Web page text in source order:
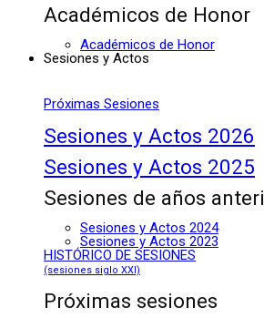
Académicos de Honor
Académicos de Honor
Sesiones y Actos
Próximas Sesiones
Sesiones y Actos 2026
Sesiones y Actos 2025
Sesiones de años
Sesiones y Actos 2024
Sesiones y Actos 2023
HISTÓRICO DE SESIONES
(sesiones siglo XXI)
Próximas sesiones